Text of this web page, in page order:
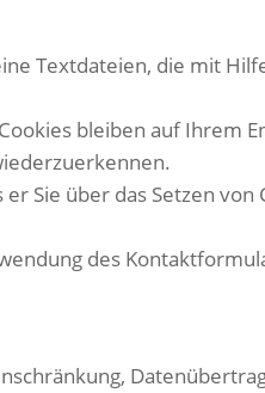
Textdateien, die mit
bleiben auf Ihrem
Sie über das Setzen
des